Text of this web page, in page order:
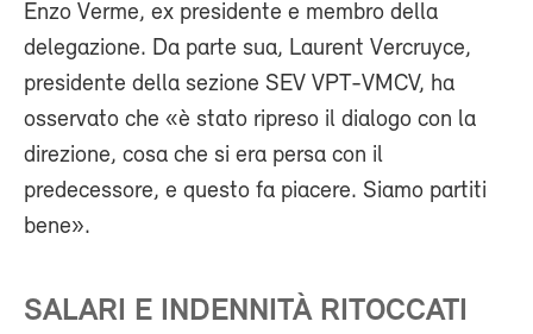
Enzo Verme, ex presidente e membro della
delegazione. Da parte sua, Laurent Vercruyce,
presidente della sezione SEV VPT-VMCV, ha
osservato che «è stato ripreso il dialogo con la
direzione, cosa che si era persa con il
predecessore, e questo fa piacere. Siamo partiti
bene».
SALARI E INDENNITÀ RITOCCATI